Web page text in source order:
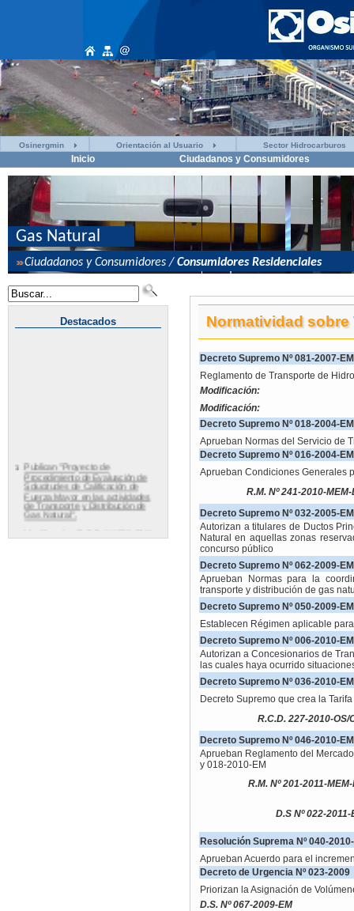
Osinergmin Orientación al Usuario Sector Hidrocarburos
Inicio Ciudadanos y Consumidores